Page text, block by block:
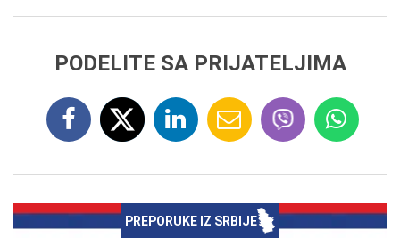
PODELITE SA PRIJATELJIMA
PREPORUKE IZ SRBIJE